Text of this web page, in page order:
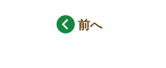
前へ